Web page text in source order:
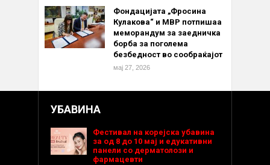
Фондацијата „Фросина
Кулакова“ и МВР потпишаа
меморандум за заедничка
борба за поголема
безбедност во сообраќајот
мај 27, 2026
УБАВИНА
Фестивал на корејска убавина
за од 8 до 10 мај и едукативни
панели со дерматолози и
фармацевти